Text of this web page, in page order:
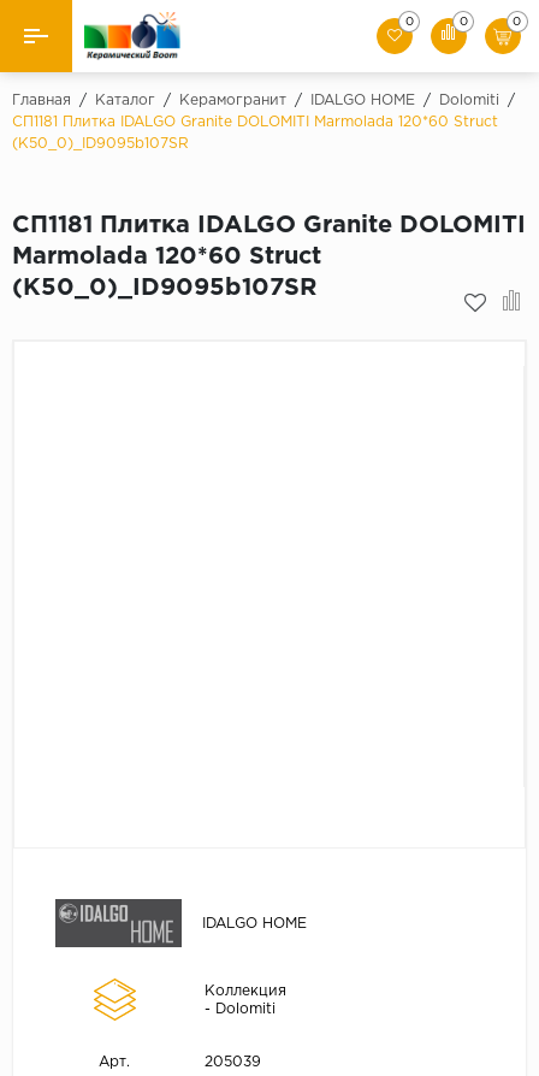
Назад
Производители
Керамогранит
0 0 0
Главная / Каталог / Керамогранит / IDALGO HOME / Dolomiti
/
СП1181 Плитка IDALGO Granite DOLOMITI Marmolada 120*60 Struct
(K50_0)_ID9095b107SR
СП1181 Плитка IDALGO Granite DOLOMITI
Marmolada 120*60 Struct
(K50_0)_ID9095b107SR
IDALGO HOME
Коллекция
- Dolomiti
Арт. 205039